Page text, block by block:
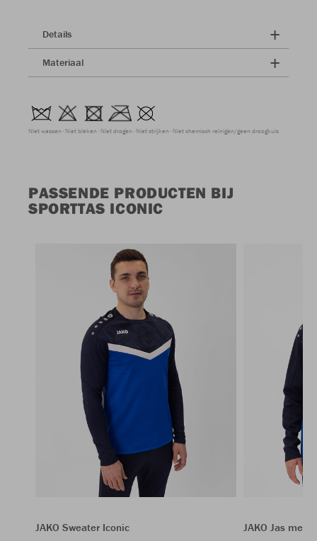
Details
Materiaal
Niet wassen Niet bleken Niet drogen Niet strijken Niet chemisch reinigen/geen droogkuis
PASSENDE PRODUCTEN BIJ
SPORTTAS ICONIC
JAKO Sweater Iconic
JAKO Jas met